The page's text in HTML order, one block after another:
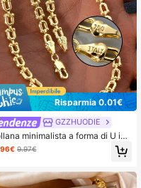
Risparmia 0.01€
GZZHUODIE
minimalista a forma di U in r
placcato oro 18K per donne, ca
delicata per uso quotidiano e o
9.97€